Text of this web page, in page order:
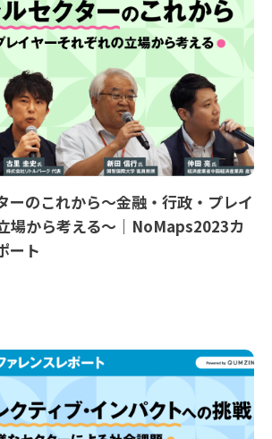
ーのこれから～金融・行政・プレイ
場から考える～｜NoMaps2023カ
ート